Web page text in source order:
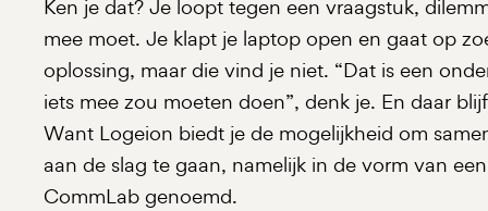
Ken je dat? Je loopt tegen een vraagstuk,
mee moet. Je klapt je laptop open en gaat op
oplossing, maar die vind je niet. “Dat is een
iets mee zou moeten doen”, denk je. En daar
Want Logeion biedt je de mogelijkheid om
aan de slag te gaan, namelijk in de vorm van
CommLab genoemd.